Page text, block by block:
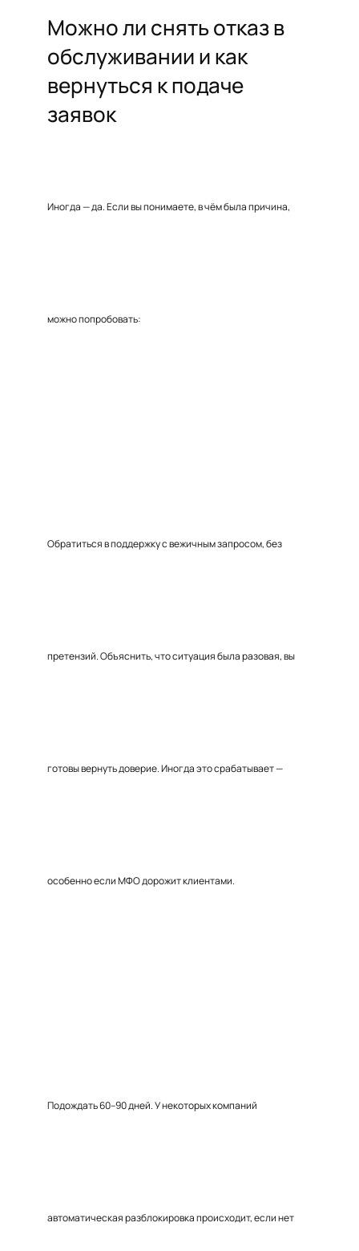
Можно ли снять отказ в
обслуживании и как
вернуться к подаче
заявок
Иногда — да. Если вы понимаете, в чём была причина,
можно попробовать:
Обратиться в поддержку с вежичным запросом, без
претензий. Объяснить, что ситуация была разовая, вы
готовы вернуть доверие. Иногда это срабатывает —
особенно если МФО дорожит клиентами.
Подождать 60–90 дней. У некоторых компаний
автоматическая разблокировка происходит, если нет